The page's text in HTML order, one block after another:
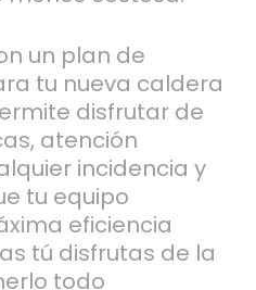
un plan de
tu nueva caldera
disfrutar de
atención
incidencia y
tu equipo
eficiencia
tú disfrutas de la
todo